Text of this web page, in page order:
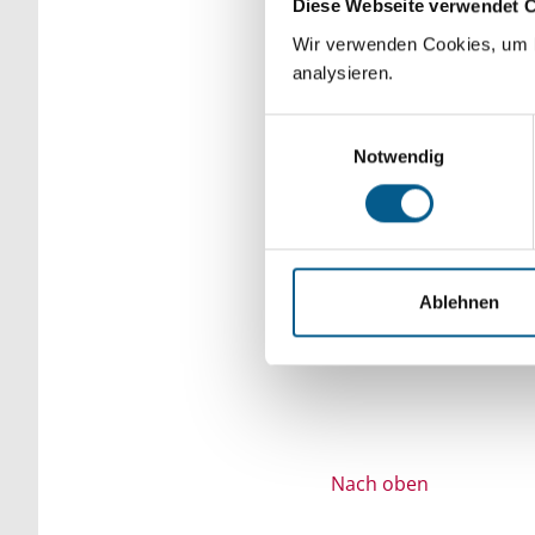
Diese Webseite verwendet
Wir verwenden Cookies,
analysieren.
Notwendig
Ablehnen
Bitte Suchbegriff
verfeinert werden.
Nach oben